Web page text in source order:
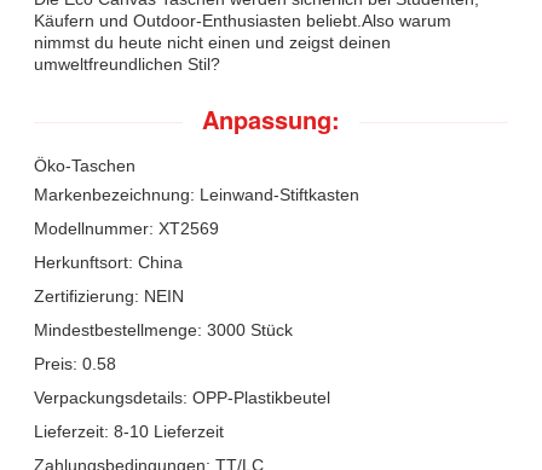
Käufern und Outdoor-Enthusiasten beliebt.Also warum
nimmst du heute nicht einen und zeigst deinen
umweltfreundlichen Stil?
Anpassung:
Öko-Taschen
Markenbezeichnung: Leinwand-Stiftkasten
Modellnummer: XT2569
Herkunftsort: China
Zertifizierung: NEIN
Mindestbestellmenge: 3000 Stück
Preis: 0.58
Verpackungsdetails: OPP-Plastikbeutel
Lieferzeit: 8-10 Lieferzeit
Zahlungsbedingungen: TT/LC